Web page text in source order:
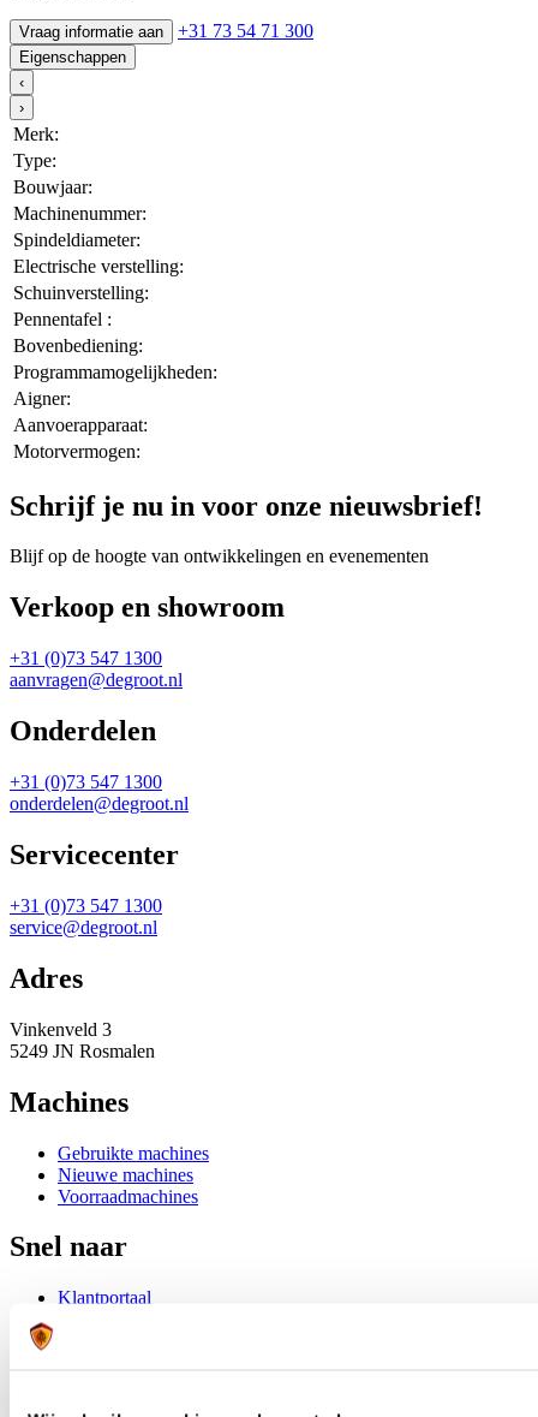
Vraag informatie aan +31 73 54 71 300
Eigenschappen
‹
›
Merk:
Type:
Bouwjaar:
Machinenummer:
Spindeldiameter:
Electrische verstelling:
Schuinverstelling:
Pennentafel :
Bovenbediening:
Programmamogelijkheden:
Aigner:
Aanvoerapparaat:
Motorvermogen:
Schrijf je nu in voor onze nieuwsbrief!
Blijf op de hoogte van ontwikkelingen en evenementen
Verkoop en showroom
+31 (0)73 547 1300
aanvragen@degroot.nl
Onderdelen
+31 (0)73 547 1300
onderdelen@degroot.nl
Servicecenter
+31 (0)73 547 1300
service@degroot.nl
Adres
Vinkenveld 3
5249 JN Rosmalen
Machines
Gebruikte machines
Nieuwe machines
Voorraadmachines
Snel naar
Klantportaal